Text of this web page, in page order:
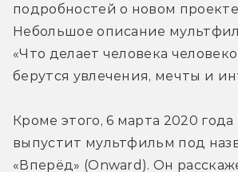
подробностей о новом
Небольшое описание
«Что делает человека
берутся увлечения, мечты и
Кроме этого, 6 марта 2020 года
выпустит мультфильм под
«Вперёд» (Onward). Он